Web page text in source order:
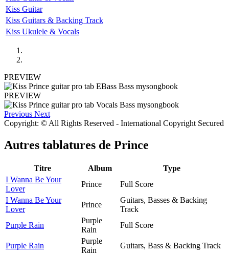
Kiss Guitar
Kiss Guitars & Backing Track
Kiss Ukulele & Vocals
PREVIEW
PREVIEW
Previous Next
Copyright: © All Rights Reserved - International Copyright Secured
Autres tablatures de Prince
Titre Album
Type
I Wanna Be Your
Lover
Prince
Full Score
I Wanna Be Your
Lover
Prince
Guitars, Basses & Backing
Track
Purple Rain
Purple
Rain
Full Score
Purple Rain
Purple
Rain
Guitars, Bass & Backing Track